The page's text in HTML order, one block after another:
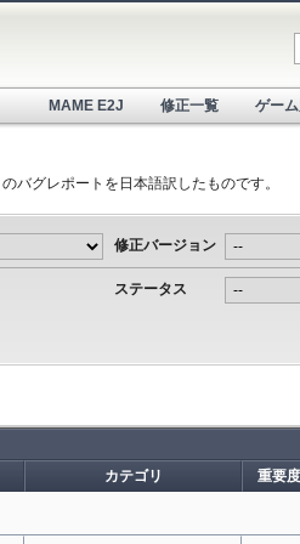
MAME E2J 修正一覧 ゲー
のバグレポートを日本語訳したものです。
修正バージョン
ステータス
カテゴリ 重要度